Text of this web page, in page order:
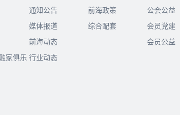
家俱乐
通知公告
媒体报道
前海动态
行业动态
前海政策
综合配套
公会公益
会员党建
会员公益